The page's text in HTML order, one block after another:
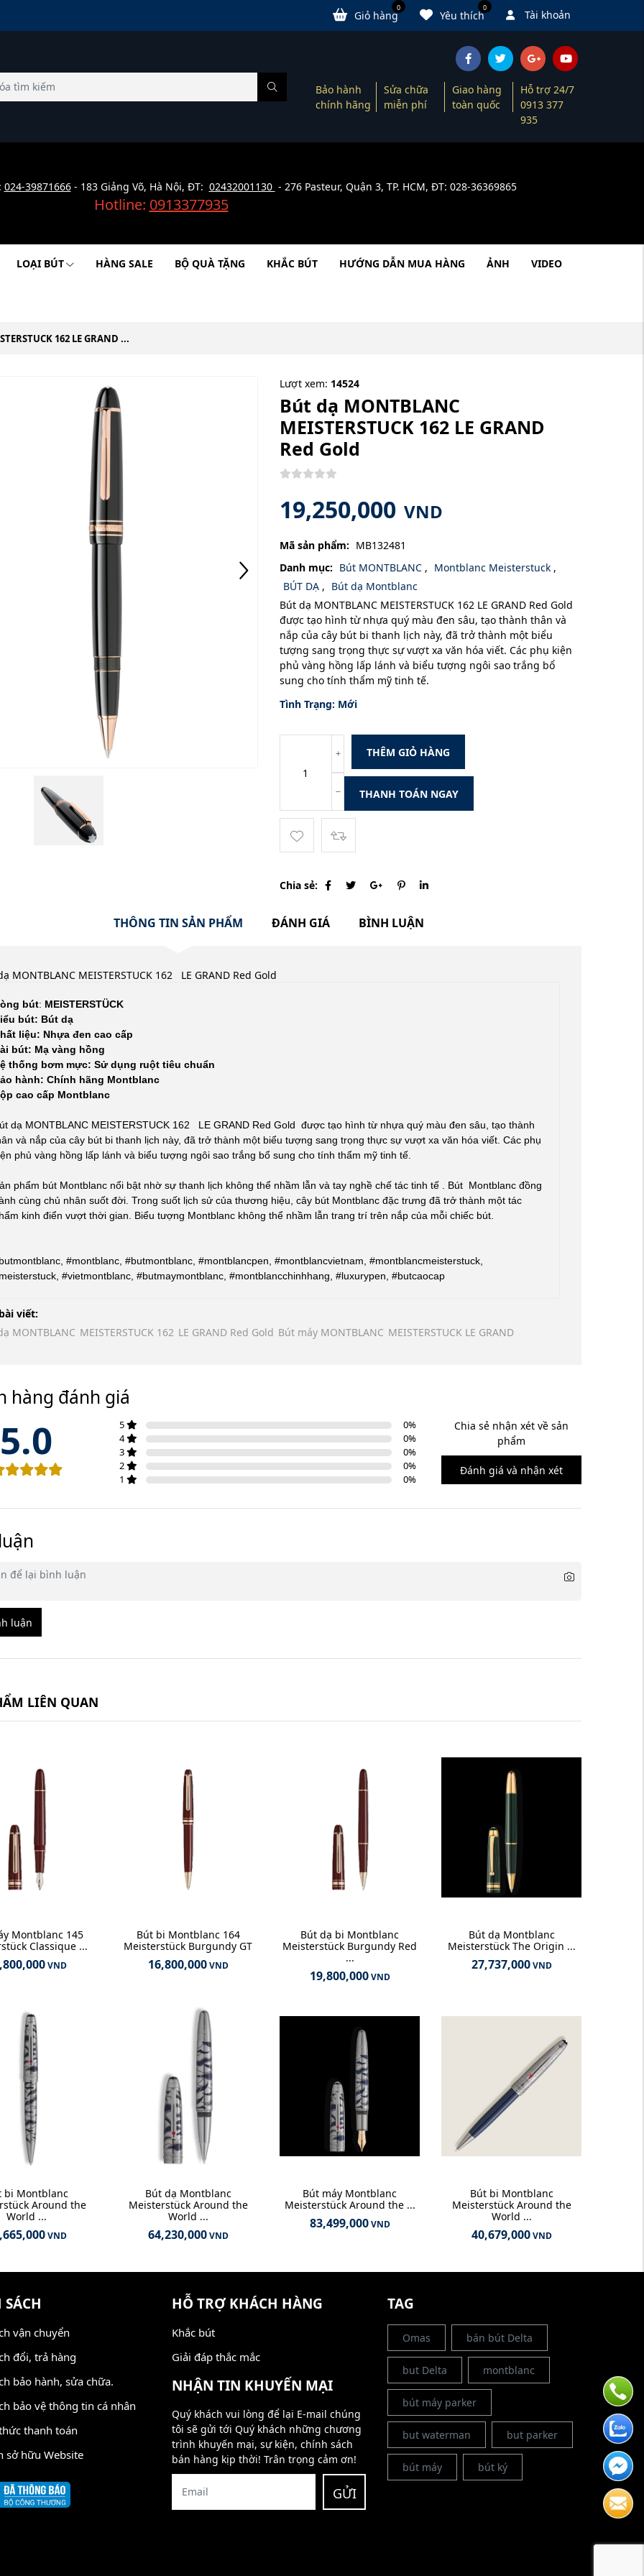
Tài khoản
0
Yêu thích
0
Giỏ hàng
Bảo hành
chính hãng
Sửa chữa
miễn phí
Giao hàng
toàn quốc
Hỗ trợ 24/7
0913 377
935
024-39871666- 183 Giảng Võ, Hà Nội, ĐT: 02432001130 - 276 Pasteur, Quận 3, TP. HCM, ĐT: 028-36369865
Hotline: 0913377935
LOẠI BÚT HÀNG SALE BỘ QUÀ TẶNG KHẮC BÚT HƯỚNG DẪN MUA HÀNG ẢNH VIDEO
162 LE GRAND ...
Lượt xem: 14524
Bút dạ MONTBLANC
MEISTERSTUCK 162 LE GRAND
Red Gold
19,250,000 VND
Mã sản phẩm: MB132481
Danh mục: Bút MONTBLANC , Montblanc Meisterstuck ,
BÚT DẠ , Bút dạ Montblanc
Bút dạ MONTBLANC MEISTERSTUCK 162 LE GRAND Red Gold
được tạo hình từ nhựa quý màu đen sâu, tạo thành thân và
nắp của cây bút bi thanh lịch này, đã trở thành một biểu
tượng sang trọng thực sự vượt xa văn hóa viết. Các phụ kiện
phủ vàng hồng lấp lánh và biểu tượng ngôi sao trắng bổ
sung cho tính thẩm mỹ tinh tế.
Tình Trạng: Mới
THÊM GIỎ HÀNG
THANH TOÁN NGAY
Chia sẻ:
THÔNG TIN SẢN PHẨM ĐÁNH GIÁ BÌNH LUẬN
MONTBLANC MEISTERSTUCK 162 LE GRAND Red Gold
bút: MEISTERSTÜCK
bút: Bút dạ
liệu: Nhựa đen cao cấp
bút: Mạ vàng hồng
thống bơm mực: Sử dụng ruột tiêu chuẩn
hành: Chính hãng Montblanc
cao cấp Montblanc
dạ MONTBLANC MEISTERSTUCK 162 LE GRAND Red Gold được tạo hình từ nhựa quý màu đen sâu, tạo thành
và nắp của cây bút bi thanh lịch này, đã trở thành một biểu tượng sang trọng thực sự vượt xa văn hóa viết. Các phụ
phủ vàng hồng lấp lánh và biểu tượng ngôi sao trắng bổ sung cho tính thẩm mỹ tinh tế.
phẩm bút Montblanc nổi bật nhờ sự thanh lịch không thể nhầm lẫn và tay nghề chế tác tinh tế . Bút Montblanc đồng
cùng chủ nhân suốt đời. Trong suốt lịch sử của thương hiệu, cây bút Montblanc đặc trưng đã trở thành một tác
kinh điển vượt thời gian. Biểu tượng Montblanc không thể nhầm lẫn trang trí trên nắp của mỗi chiếc bút.
#montblanc, #butmontblanc, #montblancpen, #montblancvietnam, #montblancmeisterstuck,
#vietmontblanc, #butmaymontblanc, #montblancchinhhang, #luxurypen, #butcaocap
viết:
MONTBLANC MEISTERSTUCK 162 LE GRAND Red Gold Bút máy MONTBLANC MEISTERSTUCK LE GRAND
hàng đánh giá
5.0 5 0%
4
0%
3
0%
2
0%
1
0%
Chia sẻ nhận xét về sản
phẩm
Đánh giá và nhận xét
luận
LIÊN QUAN
Montblanc 145
Classique ...
VND
Bút bi Montblanc 164
Meisterstück Burgundy GT
16,800,000 VND
Bút dạ bi Montblanc
Meisterstück Burgundy Red
...
19,800,000 VND
Bút dạ Montblanc
Meisterstück The Origin ...
27,737,000 VND
bi Montblanc
Around the
World ...
VND
Bút dạ Montblanc
Meisterstück Around the
World ...
64,230,000 VND
Bút máy Montblanc
Meisterstück Around the ...
83,499,000 VND
Bút bi Montblanc
Meisterstück Around the
World ...
40,679,000 VND
vận chuyển
đổi, trả hàng
bảo hành, sửa chữa.
bảo vệ thông tin cá nhân
thanh toán
sở hữu Website
HỖ TRỢ KHÁCH HÀNG
Khắc bút
Giải đáp thắc mắc
NHẬN TIN KHUYẾN MẠI
Quý khách vui lòng để lại E-mail chúng
tôi sẽ gửi tới Quý khách những chương
trình khuyến mại, sự kiện, chính sách
bán hàng kịp thời! Trân trọng cảm ơn!
GỬI
TAG
Omas bán bút Delta
but Delta montblanc
bút máy parker
but waterman but parker
bút máy bút ký